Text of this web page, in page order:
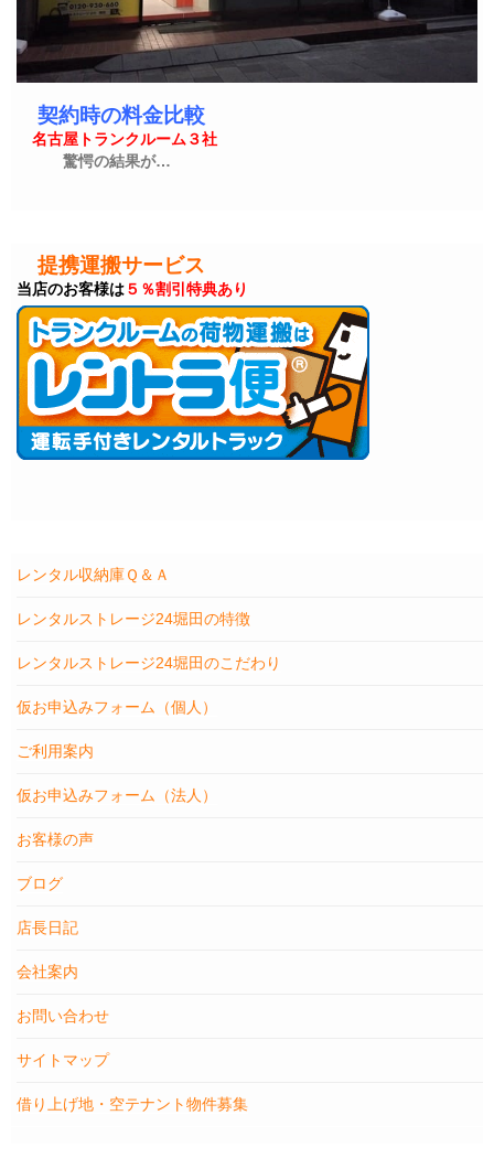
契約時の料金比較
名古屋トランクルーム３社
驚愕の結果が…
提携運搬サービス
当店のお客様は５％割引特典あり
レンタル収納庫Ｑ＆Ａ
レンタルストレージ24堀田の特徴
レンタルストレージ24堀田のこだわり
仮お申込みフォーム（個人）
ご利用案内
仮お申込みフォーム（法人）
お客様の声
ブログ
店長日記
会社案内
お問い合わせ
サイトマップ
借り上げ地・空テナント物件募集